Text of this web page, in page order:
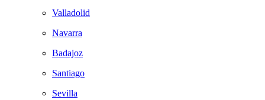
Valladolid
Navarra
Badajoz
Santiago
Sevilla